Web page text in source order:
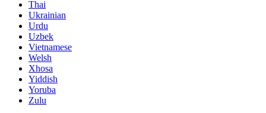
Thai
Ukrainian
Urdu
Uzbek
Vietnamese
Welsh
Xhosa
Yiddish
Yoruba
Zulu